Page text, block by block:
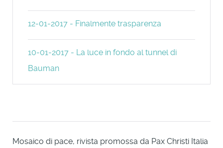
12-01-2017 - Finalmente trasparenza
10-01-2017 - La luce in fondo al tunnel di
Bauman
Mosaico di pace, rivista promossa da Pax Christi Italia